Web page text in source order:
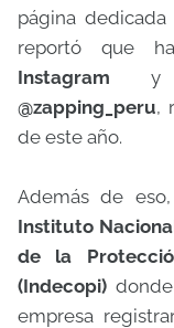
página
reportó que
Instagram
@zapping_peru,
de este año.
Además de
Instituto
de la
(Indecopi)
empresa